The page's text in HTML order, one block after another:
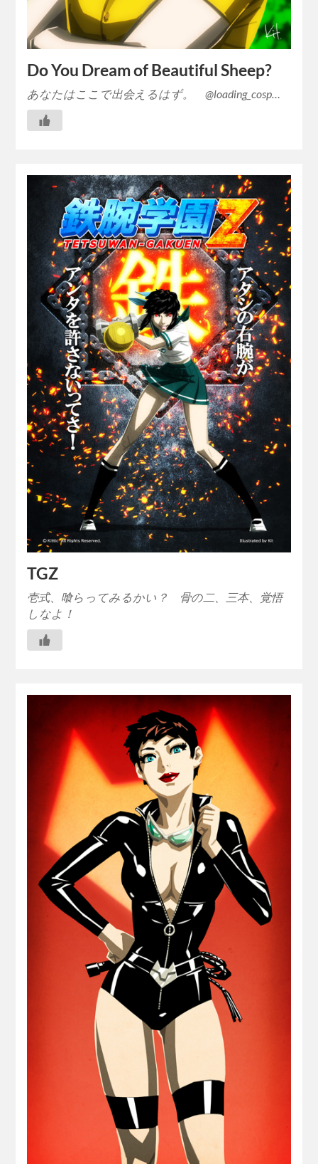
Do You Dream of Beautiful Sheep?
あなたはここで出会えるはず。 @loading_cosp…
TGZ
壱式、喰らってみるかい？ 骨の二、三本、覚悟
しなよ！